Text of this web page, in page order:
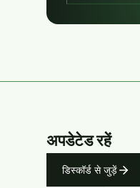
अपडेटेड रहें
डिस्कॉर्ड से जुड़ें